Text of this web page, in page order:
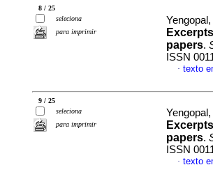
8 / 25
seleciona
para imprimir
papers.
ISSN
· texto
9 / 25
seleciona
para imprimir
papers.
ISSN
· texto